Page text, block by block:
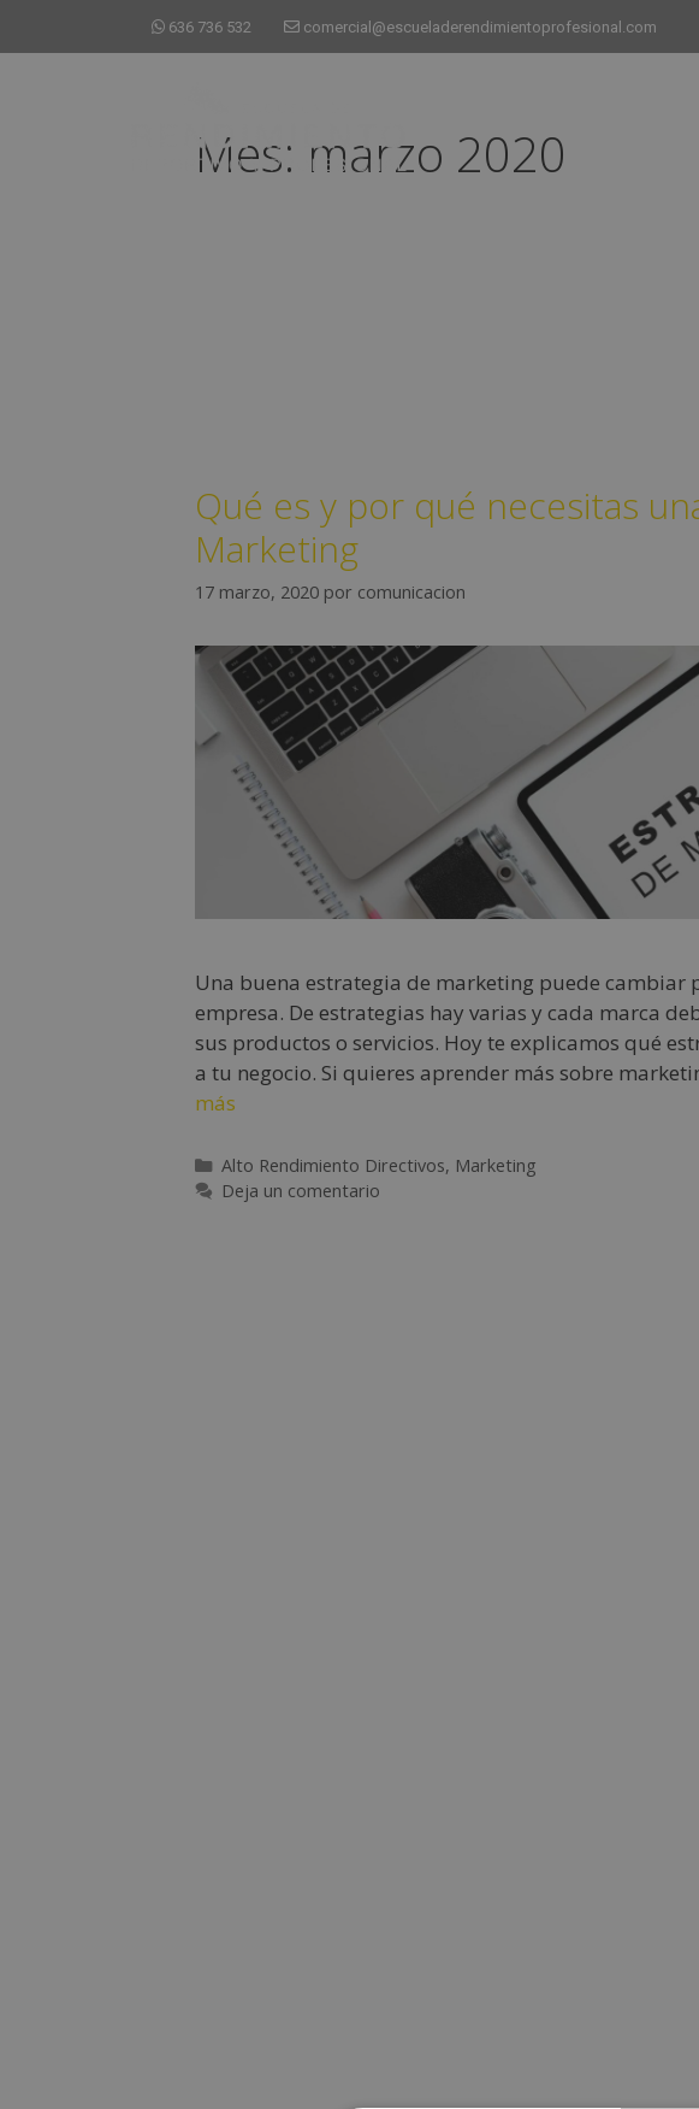
636 736 532 comercial@escueladerendimientoprofesional.com
Mes: marzo 2020
Qué es y por qué necesitas
Marketing
17 marzo, 2020 por comunicacion
Una buena estrategia de marketing puede cambiar
empresa. De estrategias hay varias y cada marca
sus productos o servicios. Hoy te explicamos qué
a tu negocio. Si quieres aprender más sobre
más
Alto Rendimiento Directivos, Marketing
Deja un comentario